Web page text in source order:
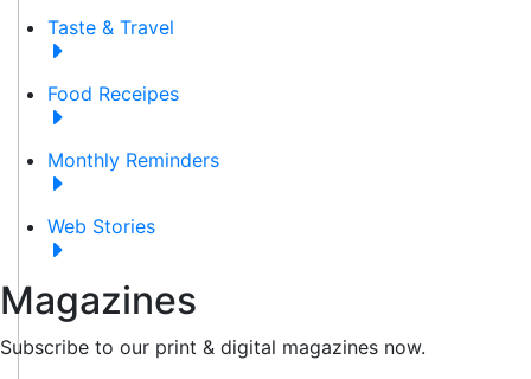
Taste & Travel
Food Receipes
Monthly Reminders
Web Stories
Magazines
Subscribe to our print & digital magazines now.